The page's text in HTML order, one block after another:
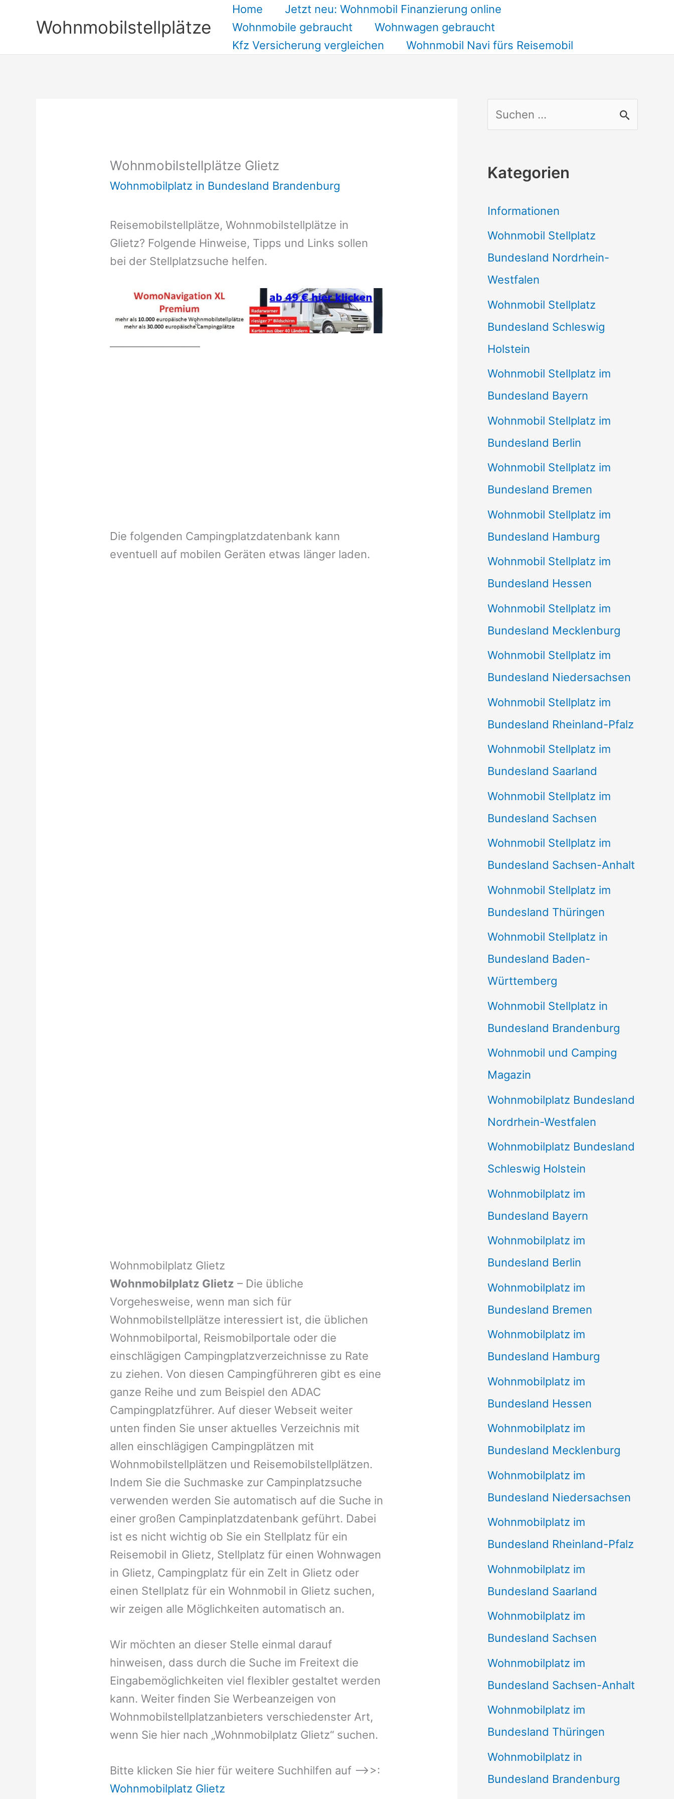
Wohnmobilstellplätze
Home
Jetzt neu: Wohnmobil Finanzierung online
Wohnmobile gebraucht
Wohnwagen gebraucht
Kfz Versicherung vergleichen
Wohnmobil Navi fürs Reisemobil
Wohnmobilstellplätze Glietz
Wohnmobilplatz in Bundesland Brandenburg
Reisemobilstellplätze, Wohnmobilstellplätze in
Glietz? Folgende Hinweise, Tipps und Links sollen
bei der Stellplatzsuche helfen.
Die folgenden Campingplatzdatenbank kann
eventuell auf mobilen Geräten etwas länger laden.
Wohnmobilplatz Glietz
Wohnmobilplatz Glietz – Die übliche
Vorgehesweise, wenn man sich für
Wohnmobilstellplätze interessiert ist, die üblichen
Wohnmobilportal, Reismobilportale oder die
einschlägigen Campingplatzverzeichnisse zu Rate
zu ziehen. Von diesen Campingführeren gibt es eine
ganze Reihe und zum Beispiel den ADAC
Campingplatzführer. Auf dieser Webseit weiter
unten finden Sie unser aktuelles Verzeichnis mit
allen einschlägigen Campingplätzen mit
Wohnmobilstellplätzen und Reisemobilstellplätzen.
Indem Sie die Suchmaske zur Campinplatzsuche
verwenden werden Sie automatisch auf die Suche in
einer großen Campinplatzdatenbank geführt. Dabei
ist es nicht wichtig ob Sie ein Stellplatz für ein
Reisemobil in Glietz, Stellplatz für einen Wohnwagen
in Glietz, Campingplatz für ein Zelt in Glietz oder
einen Stellplatz für ein Wohnmobil in Glietz suchen,
wir zeigen alle Möglichkeiten automatisch an.
Wir möchten an dieser Stelle einmal darauf
hinweisen, dass durch die Suche im Freitext die
Eingabemöglichkeiten viel flexibler gestaltet werden
kann. Weiter finden Sie Werbeanzeigen von
Wohnmobilstellplatzanbieters verschiedenster Art,
wenn Sie hier nach „Wohnmobilplatz Glietz“ suchen.
Bitte klicken Sie hier für weitere Suchhilfen auf –>>:
Wohnmobilplatz Glietz
u
h
n
a
c
h
:
Kategorien
Informationen
Wohnmobil Stellplatz
Bundesland Nordrhein-
Westfalen
Wohnmobil Stellplatz
Bundesland Schleswig
Holstein
Wohnmobil Stellplatz im
Bundesland Bayern
Wohnmobil Stellplatz im
Bundesland Berlin
Wohnmobil Stellplatz im
Bundesland Bremen
Wohnmobil Stellplatz im
Bundesland Hamburg
Wohnmobil Stellplatz im
Bundesland Hessen
Wohnmobil Stellplatz im
Bundesland Mecklenburg
Wohnmobil Stellplatz im
Bundesland Niedersachsen
Wohnmobil Stellplatz im
Bundesland Rheinland-Pfalz
Wohnmobil Stellplatz im
Bundesland Saarland
Wohnmobil Stellplatz im
Bundesland Sachsen
Wohnmobil Stellplatz im
Bundesland Sachsen-Anhalt
Wohnmobil Stellplatz im
Bundesland Thüringen
Wohnmobil Stellplatz in
Bundesland Baden-
Württemberg
Wohnmobil Stellplatz in
Bundesland Brandenburg
Wohnmobil und Camping
Magazin
Wohnmobilplatz Bundesland
Nordrhein-Westfalen
Wohnmobilplatz Bundesland
Schleswig Holstein
Wohnmobilplatz im
Bundesland Bayern
Wohnmobilplatz im
Bundesland Berlin
Wohnmobilplatz im
Bundesland Bremen
Wohnmobilplatz im
Bundesland Hamburg
Wohnmobilplatz im
Bundesland Hessen
Wohnmobilplatz im
Bundesland Mecklenburg
Wohnmobilplatz im
Bundesland Niedersachsen
Wohnmobilplatz im
Bundesland Rheinland-Pfalz
Wohnmobilplatz im
Bundesland Saarland
Wohnmobilplatz im
Bundesland Sachsen
Wohnmobilplatz im
Bundesland Sachsen-Anhalt
Wohnmobilplatz im
Bundesland Thüringen
Wohnmobilplatz in
Bundesland Brandenburg